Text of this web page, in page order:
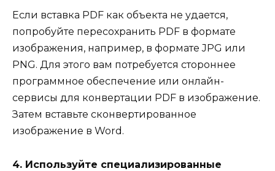
Если вставка PDF как объекта не удается,
попробуйте пересохранить PDF в формате
изображения, например, в формате JPG или
PNG. Для этого вам потребуется стороннее
программное обеспечение или онлайн-
сервисы для конвертации PDF в изображение.
Затем вставьте сконвертированное
изображение в Word.
4. Используйте специализированные